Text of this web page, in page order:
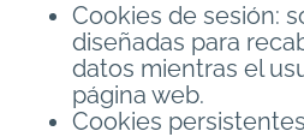
Cookies de sesión:
diseñadas para
datos mientras el
página web.
Cookies